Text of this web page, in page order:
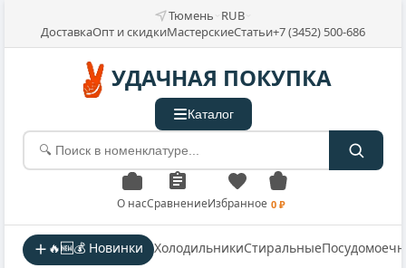
Тюмень RUB
ДоставкаОпт и скидкиМастерскиеСтатьи+7 (3452) 500-686
УДАЧНАЯ ПОКУПКА
Каталог
О насСравнениеИзбранное 0 ₽
🔥🆕💰 Новинки ХолодильникиСтиральные